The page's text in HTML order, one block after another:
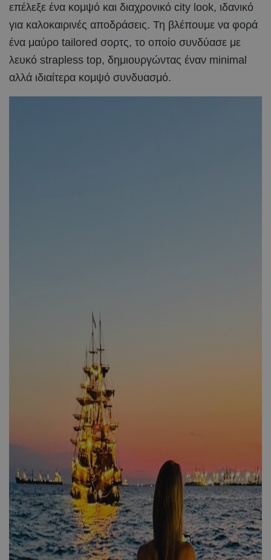
επέλεξε ένα κομψό και διαχρονικό city look, ιδανικό
για καλοκαιρινές αποδράσεις. Τη βλέπουμε να φορά
ένα μαύρο tailored σορτς, το οποίο συνδύασε με
λευκό strapless top, δημιουργώντας έναν minimal
αλλά ιδιαίτερα κομψό συνδυασμό.